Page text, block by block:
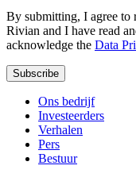
By submitting, I agree to
Rivian and I have read
acknowledge the Data
Subscribe
Ons bedrijf
Investeerders
Verhalen
Pers
Bestuur